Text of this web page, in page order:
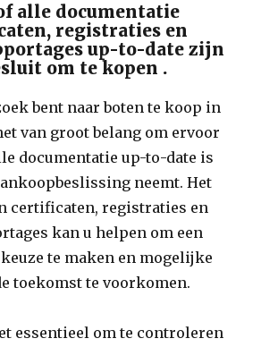
alle documentatie
registraties en
up-to-date zijn
om te kopen .
bent naar boten te koop in
van groot belang om ervoor
documentatie up-to-date is
neemt. Het
certificaten, registraties en
kan u helpen om een
te maken en mogelijke
toekomst te voorkomen.
essentieel om te controleren